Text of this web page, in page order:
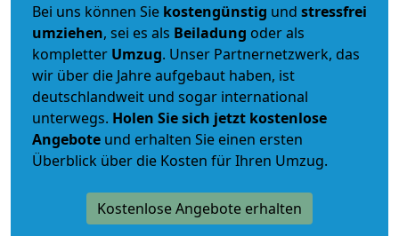
Bei uns können Sie kostengünstig und stressfrei
umziehen, sei es als Beiladung oder als
kompletter Umzug. Unser Partnernetzwerk, das
wir über die Jahre aufgebaut haben, ist
deutschlandweit und sogar international
unterwegs. Holen Sie sich jetzt kostenlose
Angebote und erhalten Sie einen ersten
Überblick über die Kosten für Ihren Umzug.
Kostenlose Angebote erhalten